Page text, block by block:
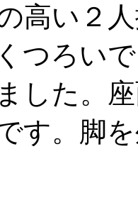
高い２
つろい
した。
す。脚